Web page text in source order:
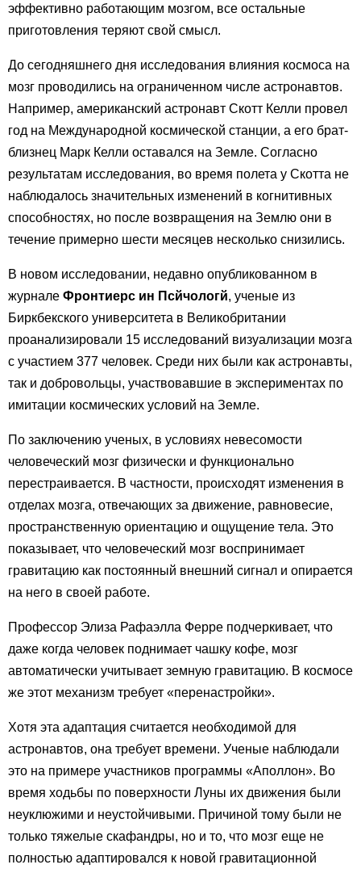
эффективно работающим мозгом, все остальные
приготовления теряют свой смысл.
До сегодняшнего дня исследования влияния космоса на
мозг проводились на ограниченном числе астронавтов.
Например, американский астронавт Скотт Келли провел
год на Международной космической станции, а его брат-
близнец Марк Келли оставался на Земле. Согласно
результатам исследования, во время полета у Скотта не
наблюдалось значительных изменений в когнитивных
способностях, но после возвращения на Землю они в
течение примерно шести месяцев несколько снизились.
В новом исследовании, недавно опубликованном в
журнале Фронтиерс ин Псйчологй, ученые из
Биркбекского университета в Великобритании
проанализировали 15 исследований визуализации мозга
с участием 377 человек. Среди них были как астронавты,
так и добровольцы, участвовавшие в экспериментах по
имитации космических условий на Земле.
По заключению ученых, в условиях невесомости
человеческий мозг физически и функционально
перестраивается. В частности, происходят изменения в
отделах мозга, отвечающих за движение, равновесие,
пространственную ориентацию и ощущение тела. Это
показывает, что человеческий мозг воспринимает
гравитацию как постоянный внешний сигнал и опирается
на него в своей работе.
Профессор Элиза Рафаэлла Ферре подчеркивает, что
даже когда человек поднимает чашку кофе, мозг
автоматически учитывает земную гравитацию. В космосе
же этот механизм требует «перенастройки».
Хотя эта адаптация считается необходимой для
астронавтов, она требует времени. Ученые наблюдали
это на примере участников программы «Аполлон». Во
время ходьбы по поверхности Луны их движения были
неуклюжими и неустойчивыми. Причиной тому были не
только тяжелые скафандры, но и то, что мозг еще не
полностью адаптировался к новой гравитационной